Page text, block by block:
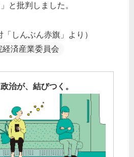
と批判しました。
「しんぶん赤旗」より）
経済産業委員会
治が、結びつく。